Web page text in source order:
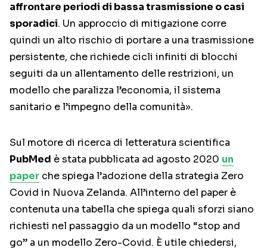
affrontare periodi di bassa trasmissione o casi
sporadici. Un approccio di mitigazione corre
quindi un alto rischio di portare a una trasmissione
persistente, che richiede cicli infiniti di blocchi
seguiti da un allentamento delle restrizioni, un
modello che paralizza l’economia, il sistema
sanitario e l’impegno della comunità».
Sul motore di ricerca di letteratura scientifica
PubMed è stata pubblicata ad agosto 2020 un
paper che spiega l’adozione della strategia Zero
Covid in Nuova Zelanda. All’interno del paper è
contenuta una tabella che spiega quali sforzi siano
richiesti nel passaggio da un modello “stop and
go” a un modello Zero-Covid. È utile chiedersi,